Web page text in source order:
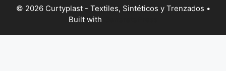
© 2026 Curtyplast - Textiles, Sintéticos y Trenzados •
Built with